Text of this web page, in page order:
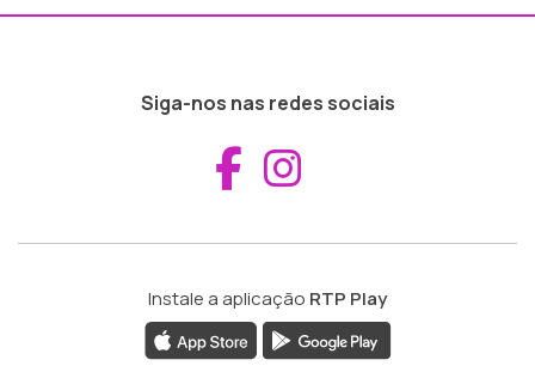
Siga-nos nas redes sociais
Aceder ao
Instale a aplicação RTP Play